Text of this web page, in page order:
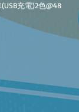
(USB充電)2色@48